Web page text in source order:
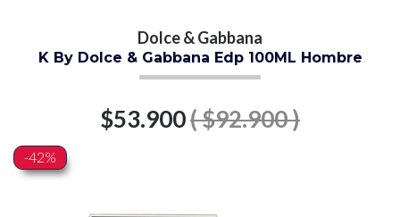
Dolce & Gabbana
K By Dolce & Gabbana Edp 100ML Hombre
$53.900( $92.900 )
-42%